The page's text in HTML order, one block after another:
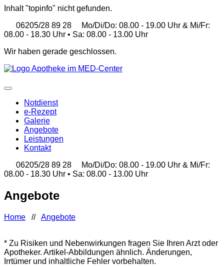
Inhalt "topinfo" nicht gefunden.
06205/28 89 28
Mo/Di/Do: 08.00 - 19.00 Uhr & Mi/Fr:
08.00 - 18.30 Uhr • Sa: 08.00 - 13.00 Uhr
Wir haben gerade geschlossen.
Notdienst
e-Rezept
Galerie
Angebote
Leistungen
Kontakt
06205/28 89 28
Mo/Di/Do: 08.00 - 19.00 Uhr & Mi/Fr:
08.00 - 18.30 Uhr • Sa: 08.00 - 13.00 Uhr
Angebote
Home // Angebote
* Zu Risiken und Nebenwirkungen fragen Sie Ihren Arzt oder
Apotheker. Artikel-Abbildungen ähnlich. Änderungen,
Irrtümer und inhaltliche Fehler vorbehalten.